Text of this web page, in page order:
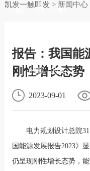
一触 一触
的概
况
一触
的文
化
凯发一触即发> 新闻中心
报告：我国能
刚性增长态势
2023-09-01
电力规划设计总院
国能源发展报告2023》
仍呈现刚性增长态势，